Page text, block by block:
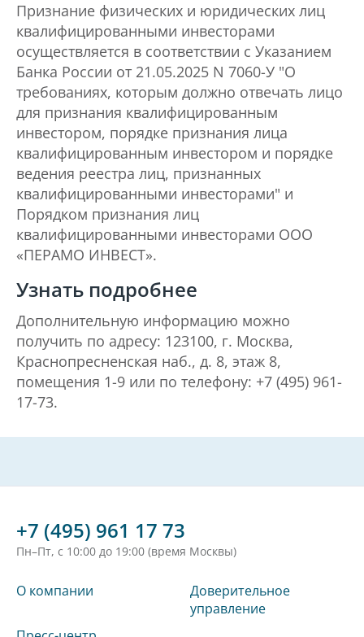
Признание физических и юридических лиц
квалифицированными инвесторами
осуществляется в соответствии с Указанием
Банка России от 21.05.2025 N 7060-У "О
требованиях, которым должно отвечать лицо
для признания квалифицированным
инвестором, порядке признания лица
квалифицированным инвестором и порядке
ведения реестра лиц, признанных
квалифицированными инвесторами" и
Порядком признания лиц
квалифицированными инвесторами ООО
«ПЕРАМО ИНВЕСТ».
Узнать подробнее
Дополнительную информацию можно
получить по адресу: 123100, г. Москва,
Краснопресненская наб., д. 8, этаж 8,
помещения 1-9 или по телефону: +7 (495) 961-
17-73.
О компании
Доверительное
управление
+7 (495) 961 17 73
Пн–Пт, с 10:00 до 19:00 (время Москвы)